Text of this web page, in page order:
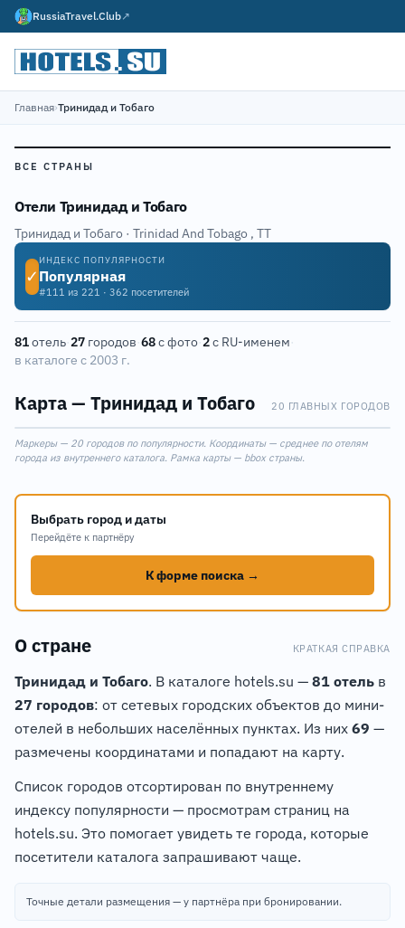
RussiaTravel.Club↗
Главная›Тринидад и Тобаго
ВСЕ СТРАНЫ
Отели Тринидад и Тобаго
Тринидад и Тобаго · Trinidad And Tobago , TT
✓
ИНДЕКС ПОПУЛЯРНОСТИ
Популярная
#111 из 221 · 362 посетителей
81отель·27 городов·68с фото·2с RU-именем·
в каталоге с 2003 г.
Карта — Тринидад и Тобаго 20 ГЛАВНЫХ ГОРОДОВ
3
11
13
+
Маркеры — 20 городов по популярности. Координаты — среднее по отелям
города из внутреннего каталога. Рамка карты — bbox страны.
Выбрать город и даты
Перейдёте к партнёру
К форме поиска →
О стране КРАТКАЯ СПРАВКА
Тринидад и Тобаго. В каталоге hotels.su — 81 отель в
27 городов: от сетевых городских объектов до мини-
отелей в небольших населённых пунктах. Из них 69 —
размечены координатами и попадают на карту.
Список городов отсортирован по внутреннему
индексу популярности — просмотрам страниц на
hotels.su. Это помогает увидеть те города, которые
посетители каталога запрашивают чаще.
Точные детали размещения — у партнёра при бронировании.